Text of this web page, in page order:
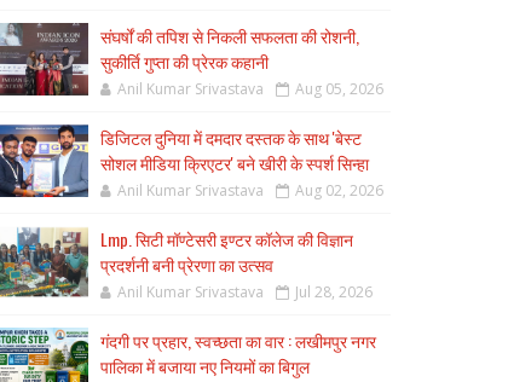
संघर्षों की तपिश से निकली सफलता की रोशनी,
सुकीर्ति गुप्ता की प्रेरक कहानी
Anil Kumar Srivastava Aug 05, 2026
डिजिटल दुनिया में दमदार दस्तक के साथ 'बेस्ट
सोशल मीडिया क्रिएटर' बने खीरी के स्पर्श सिन्हा
Anil Kumar Srivastava Aug 02, 2026
Lmp. सिटी मॉण्टेसरी इण्टर कॉलेज की विज्ञान
प्रदर्शनी बनी प्रेरणा का उत्सव
Anil Kumar Srivastava Jul 28, 2026
गंदगी पर प्रहार, स्वच्छता का वार : लखीमपुर नगर
पालिका में बजाया नए नियमों का बिगुल